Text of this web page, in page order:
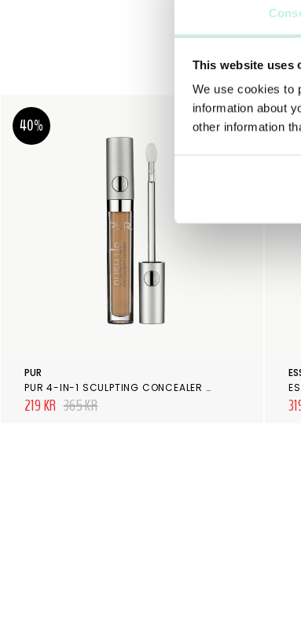
This website uses
We use cookies to
information about
other information
40%
PUR
PUR 4-IN-1 SCULPTING CONCEALER DG3
219 KR 365 KR